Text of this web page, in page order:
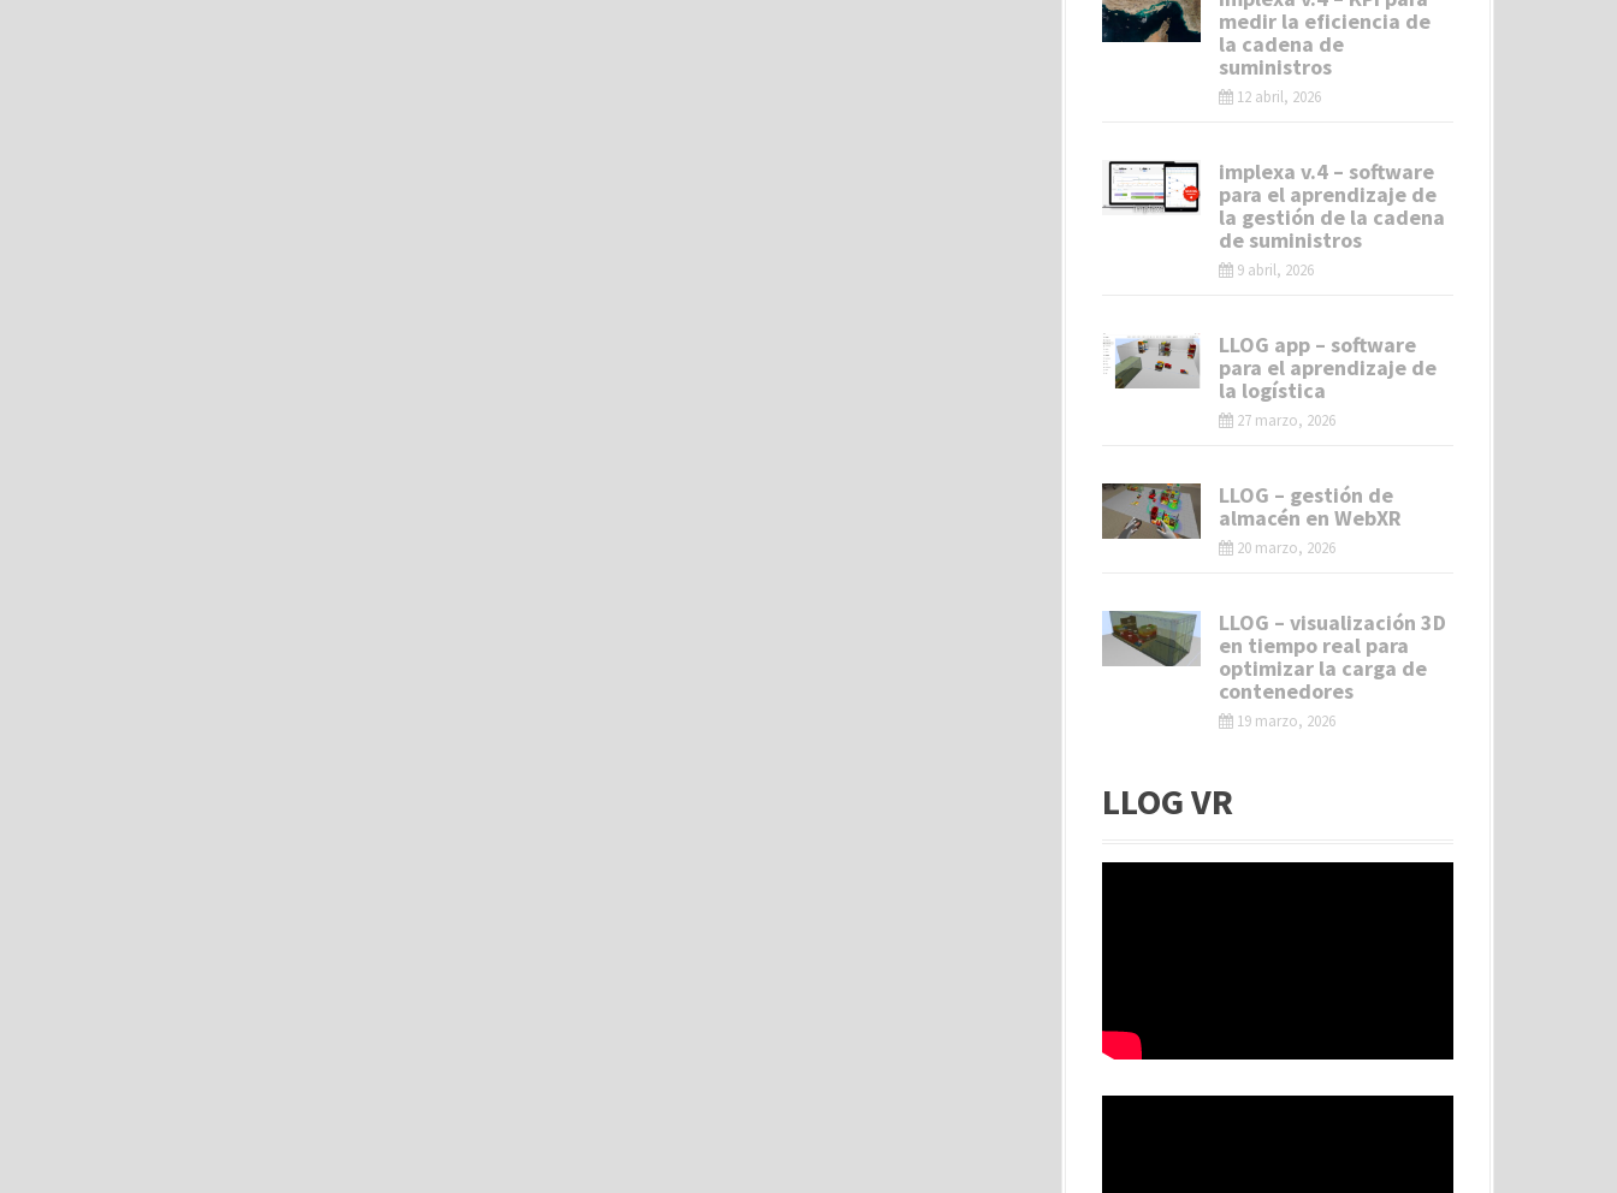
medir la eficiencia de
la cadena de
suministros
12 abril, 2026
implexa v.4 – software
para el aprendizaje de
la gestión de la cadena
de suministros
9 abril, 2026
LLOG app – software
para el aprendizaje de
la logística
27 marzo, 2026
LLOG – gestión de
almacén en WebXR
20 marzo, 2026
LLOG – visualización 3D
en tiempo real para
optimizar la carga de
contenedores
19 marzo, 2026
LLOG VR